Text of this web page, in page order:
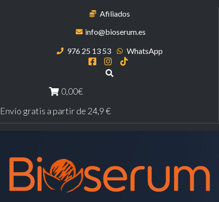
Afiliados
info@bioserum.es
976 25 13 53 WhatsApp
0,00€
Envío gratis a partir de 24,9 €